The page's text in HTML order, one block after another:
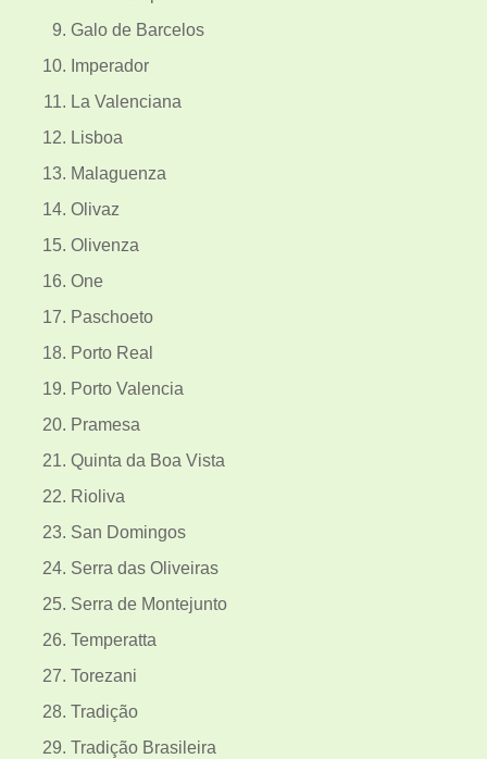
Galo de Barcelos
Imperador
La Valenciana
Lisboa
Malaguenza
Olivaz
Olivenza
One
Paschoeto
Porto Real
Porto Valencia
Pramesa
Quinta da Boa Vista
Rioliva
San Domingos
Serra das Oliveiras
Serra de Montejunto
Temperatta
Torezani
Tradição
Tradição Brasileira